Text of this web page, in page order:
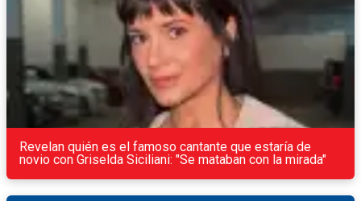
Revelan quién es el famoso cantante que estaría de
novio con Griselda Siciliani: "Se mataban con la mirada"